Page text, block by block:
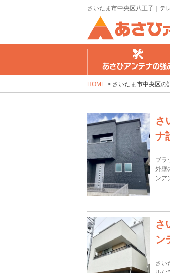
さいたま市中央区八王子｜テ
料金のご案内
HOME > さいたま市中央区の
さ
ナ
ブラ
外壁
ンア
さ
ン
さい